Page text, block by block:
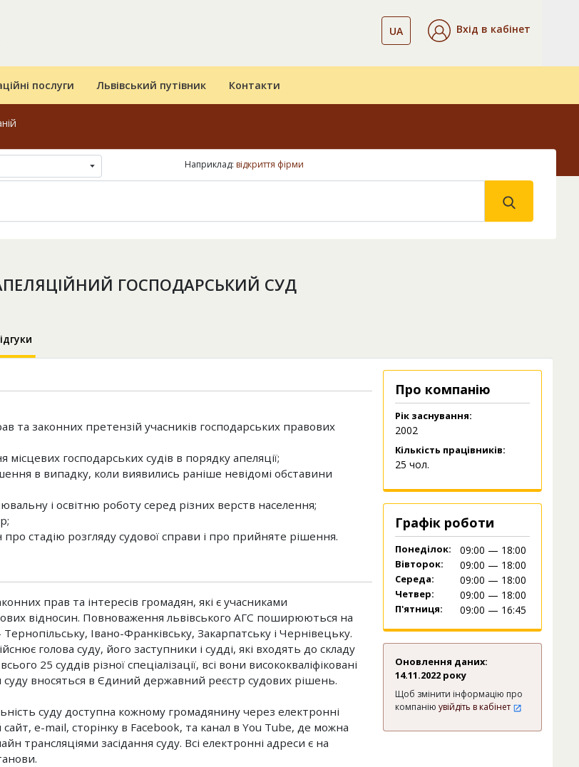
UA Вхід в кабінет
послуги Львівський путівник Контакти
Наприклад: відкриття фірми
ГОСПОДАРСЬКИЙ СУД
та законних претензій учасників господарських правових
місцевих господарських судів в порядку апеляції;
в випадку, коли виявились раніше невідомі обставини
і освітню роботу серед різних верств населення;
стадію розгляду судової справи і про прийняте рішення.
прав та інтересів громадян, які є учасниками
відносин. Повноваження львівського АГС поширюються на
Тернопільську, Івано-Франківську, Закарпатську і Чернівецьку.
голова суду, його заступники і судді, які входять до складу
25 суддів різної спеціалізації, всі вони висококваліфіковані
суду вносяться в Єдиний державний реєстр судових рішень.
суду доступна кожному громадянину через електронні
сайт, е-mail, сторінку в Facebook, та канал в You Tube, де можна
трансляціями засідання суду. Всі електронні адреси є на
Про компанію
Рік заснування:
2002
Кількість працівників:
25 чол.
Графік роботи
Понеділок: 09:00 — 18:00
Вівторок: 09:00 — 18:00
Середа: 09:00 — 18:00
Четвер: 09:00 — 18:00
П'ятниця: 09:00 — 16:45
Оновлення даних:
14.11.2022 року
Щоб змінити інформацію про
компанію увійдіть в кабінет